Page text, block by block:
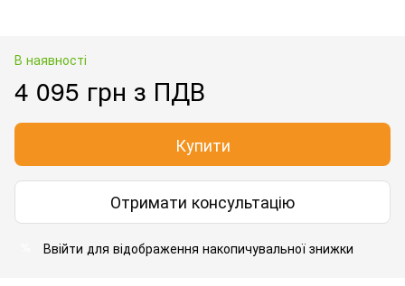
В наявності
4 095 грн з ПДВ
Купити
Отримати консультацію
Ввійти для відображення накопичувальної знижки